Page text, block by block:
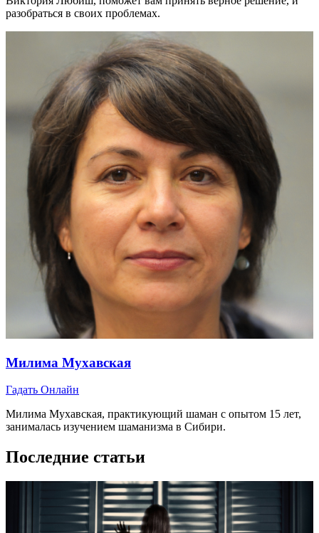
разобраться в своих проблемах.
Милима Мухавская
Гадать Онлайн
Милима Мухавская, практикующий шаман с опытом 15 лет,
занималась изучением шаманизма в Сибири.
Последние статьи